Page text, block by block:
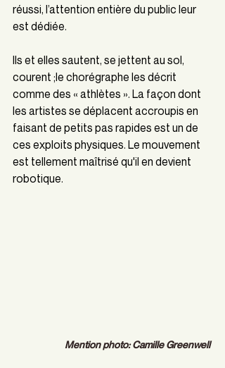
réussi, l’attention entière du public leur
est dédiée.
Ils et elles sautent, se jettent au sol,
courent ;le chorégraphe les décrit
comme des « athlètes ». La façon dont
les artistes se déplacent accroupis en
faisant de petits pas rapides est un de
ces exploits physiques. Le mouvement
est tellement maîtrisé qu'il en devient
robotique.
Mention photo: Camille Greenwell